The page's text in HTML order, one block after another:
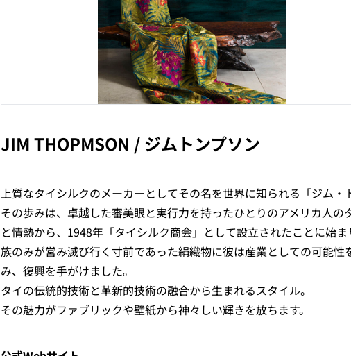
JIM THOPMSON / ジムトンプソン
上質なタイシルクのメーカーとしてその名を世界に知られる「ジム・
その歩みは、卓越した審美眼と実行力を持ったひとりのアメリカ人の
と情熱から、1948年「タイシルク商会」として設立されたことに始
族のみが営み滅び行く寸前であった絹織物に彼は産業としての可能性
み、復興を手がけました。
タイの伝統的技術と革新的技術の融合から生まれるスタイル。
その魅力がファブリックや壁紙から神々しい輝きを放ちます。